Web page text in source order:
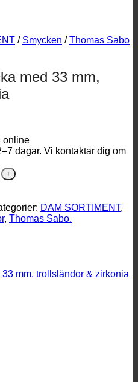
/ Smycken / Thomas Sabo
med 33 mm,
online
dagar. Vi kontaktar dig om
DAM SORTIMENT,
, Thomas Sabo.